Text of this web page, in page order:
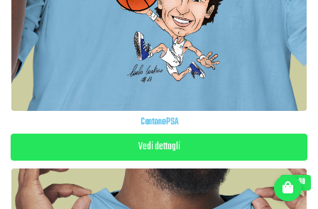
CantonePSA
Vedi dettagli
€ 22.90